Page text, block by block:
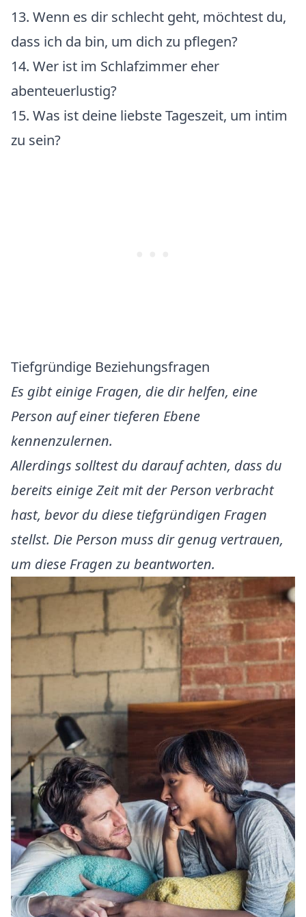
13. Wenn es dir schlecht geht, möchtest du,
dass ich da bin, um dich zu pflegen?
14. Wer ist im Schlafzimmer eher
abenteuerlustig?
15. Was ist deine liebste Tageszeit, um intim
zu sein?
Tiefgründige Beziehungsfragen
Es gibt einige Fragen, die dir helfen, eine
Person auf einer tieferen Ebene
kennenzulernen.
Allerdings solltest du darauf achten, dass du
bereits einige Zeit mit der Person verbracht
hast, bevor du diese tiefgründigen Fragen
stellst. Die Person muss dir genug vertrauen,
um diese Fragen zu beantworten.